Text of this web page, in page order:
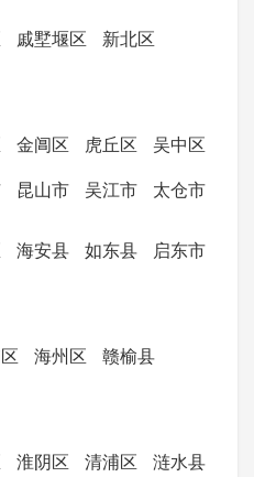
戚墅堰区 新北区
金阊区 虎丘区 吴中区
昆山市 吴江市 太仓市
海安县 如东县 启东市
海州区 赣榆县
淮阴区 清浦区 涟水县